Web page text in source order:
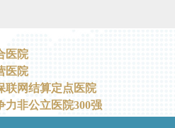
医院
医院
联网结算定点医院
力非公立医院300强